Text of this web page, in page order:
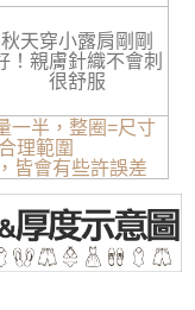
秋天穿小露肩剛剛
！親膚針織不會刺
很舒服
一半，整圈=尺寸
理範圍
皆會有些許誤差